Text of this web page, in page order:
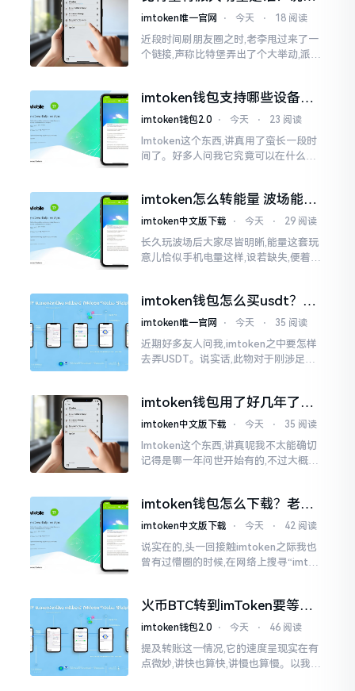
话，我真没搞明白
imtoken唯一官网 ⋅ 今天 ⋅ 18 阅读
近段时间刷朋友圈之时,老李甩过来了一
个链接,声称比特堡弄出了个大举动,派遣
磅”、“首发”、“独家”
imtoken钱包支持哪些设备？
手机电脑都能用
imtoken钱包2.0 ⋅ 今天 ⋅ 23 阅读
Imtoken这个东西,讲真用了蛮长一段时
间了。好多人问我它究竟可以在什么设
给予支持
imtoken怎么转能量 波场能量
转换教程
imtoken中文版下载 ⋅ 今天 ⋅ 29 阅读
长久玩波场后大家尽皆明晰,能量这套玩
意儿恰似手机电量这样,设若缺失,便着实
imtoken钱包怎么买usdt？老
手教你简单三步搞定
imtoken唯一官网 ⋅ 今天 ⋅ 35 阅读
近期好多友人问我,imtoken之中要怎样
去弄USDT。说实话,此物对于刚涉足币
imtoken钱包用了好几年了，
到底多少年了？
imtoken中文版下载 ⋅ 今天 ⋅ 35 阅读
Imtoken这个东西,讲真呢我不太能确切
记得是哪一年问世开始有的,不过大概在
多快要十年的时间了。
imtoken钱包怎么下载？老用
户告诉你靠谱渠道
imtoken中文版下载 ⋅ 今天 ⋅ 42 阅读
说实在的,头一回接触imtoken之际我也
曾有过懵圈的时候,在网络上搜寻“imtok
火币BTC转到imToken要等多
久？过来人说说真实情况
imtoken钱包2.0 ⋅ 今天 ⋅ 46 阅读
提及转账这一情况,它的速度呈现实在有
点微妙,讲快也算快,讲慢也算慢。以我从